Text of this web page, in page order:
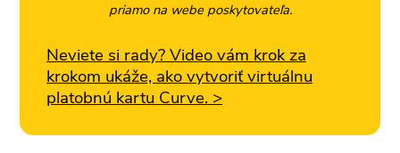
priamo na webe poskytovateľa.
Neviete si rady? Video vám krok za
krokom ukáže, ako vytvoriť virtuálnu
platobnú kartu Curve. >